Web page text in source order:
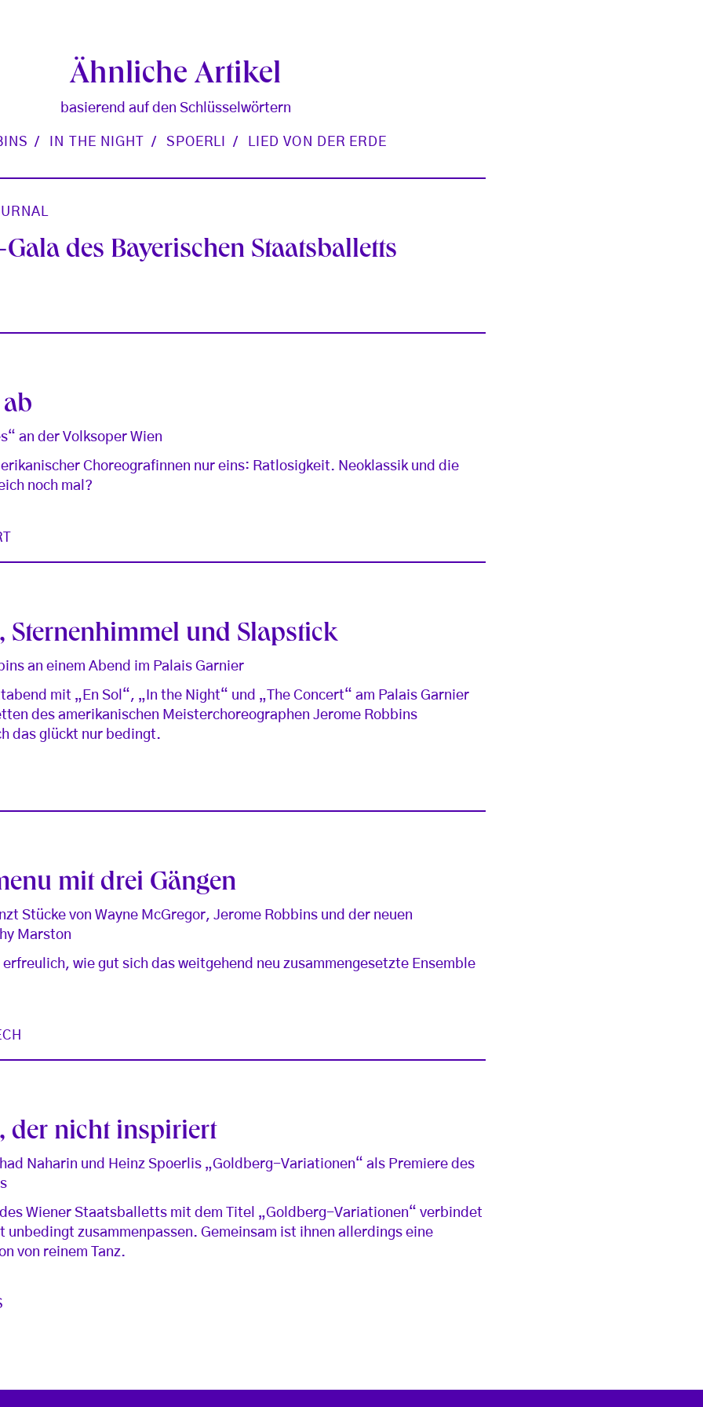
Ähnliche Artikel
basierend auf den Schlüsselwörtern
IN THE NIGHT SPOERLI LIED VON DER ERDE
des Bayerischen Staatsballetts
an der Volksoper Wien
Choreografinnen nur eins: Ratlosigkeit. Neoklassik und die
noch mal?
Sternenhimmel und Slapstick
an einem Abend im Palais Garnier
mit „En Sol“, „In the Night“ und „The Concert“ am Palais Garnier
des amerikanischen Meisterchoreographen Jerome Robbins
das glückt nur bedingt.
mit drei Gängen
Stücke von Wayne McGregor, Jerome Robbins und der neuen
Marston
wie gut sich das weitgehend neu zusammengesetzte Ensemble
der nicht inspiriert
Naharin und Heinz Spoerlis „Goldberg-Variationen“ als Premiere des
Wiener Staatsballetts mit dem Titel „Goldberg-Variationen“ verbindet
unbedingt zusammenpassen. Gemeinsam ist ihnen allerdings eine
von reinem Tanz.